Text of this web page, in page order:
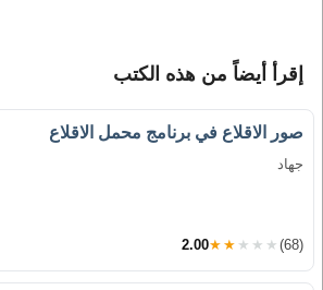
إقرأ أيضاً من هذه الكتب
صور الاقلاع في برنامج محمل الاقلاع
جهاد
2.00★★★★★ (68)